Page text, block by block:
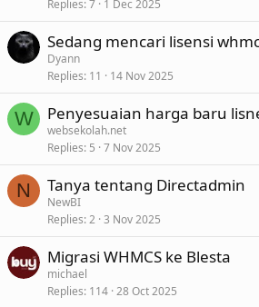
Replies 7 1 Dec 2025
Sedang mencari lisensi
Dyann
Replies 11 14 Nov 2025
W Penyesuaian harga baru
websekolah.net
Replies 5 7 Nov 2025
N Tanya tentang Directadmin
NewBI
Replies 2 3 Nov 2025
Migrasi WHMCS ke Blesta
michael
Replies 114 28 Oct 2025